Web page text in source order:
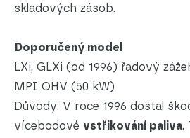
skladových zásob.
Doporučený model
LXi, GLXi (od 1996) řadový
MPI OHV (50 kW)
Důvody: V roce 1996 dostal
vícebodové vstřikování paliva.